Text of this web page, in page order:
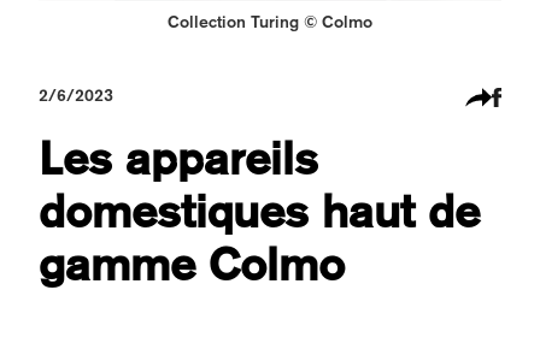
Collection Turing © Colmo
2/6/2023
Les appareils
domestiques haut de
gamme Colmo